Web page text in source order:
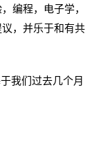
编程，电子学，
，并乐于和有共
我们过去几个月